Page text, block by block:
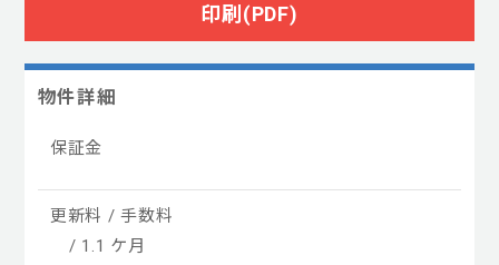
印刷(PDF)
物件詳細
保証金
更新料 / 手数料
/ 1.1 ケ月